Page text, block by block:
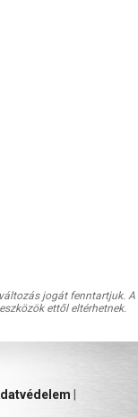
jogát fenntartjuk. A
ettől eltérhetnek.